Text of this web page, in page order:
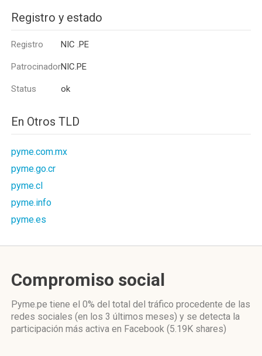
Registro y estado
Registro NIC .PE
PatrocinadorNIC.PE
Status ok
En Otros TLD
pyme.com.mx
pyme.go.cr
pyme.cl
pyme.info
pyme.es
Compromiso social
Pyme.pe tiene el 0% del total del tráfico procedente de las
redes sociales (en los 3 últimos meses) y se detecta la
participación más activa en Facebook (5.19K shares)